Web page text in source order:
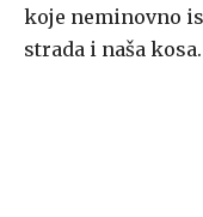
koje neminovno
strada i naša kosa.